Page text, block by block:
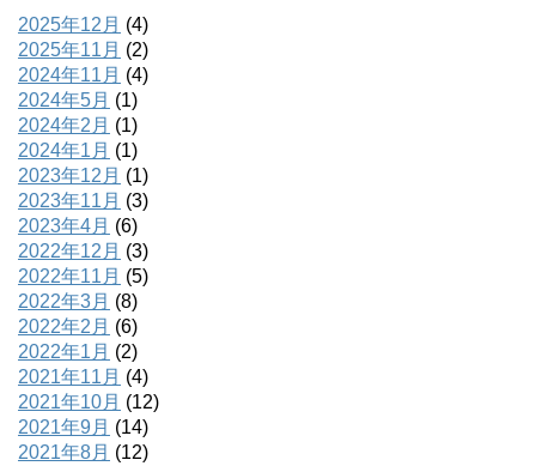
2025年12月 (4)
2025年11月 (2)
2024年11月 (4)
2024年5月 (1)
2024年2月 (1)
2024年1月 (1)
2023年12月 (1)
2023年11月 (3)
2023年4月 (6)
2022年12月 (3)
2022年11月 (5)
2022年3月 (8)
2022年2月 (6)
2022年1月 (2)
2021年11月 (4)
2021年10月 (12)
2021年9月 (14)
2021年8月 (12)